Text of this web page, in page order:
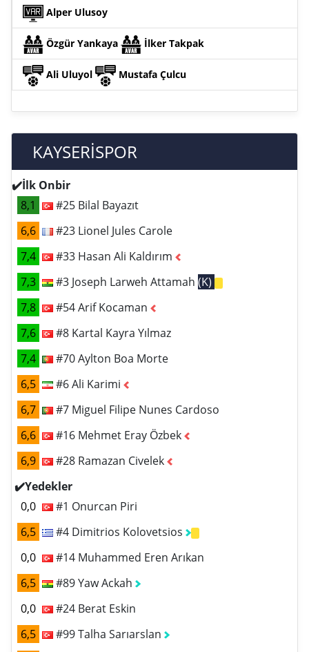
Alper Ulusoy
Özgür Yankaya İlker Takpak
Ali Uluyol Mustafa Çulcu
KAYSERİSPOR
✔️İlk Onbir
8,1
#25 Bilal Bayazıt
6,6
#23 Lionel Jules Carole
7,4
#33 Hasan Ali Kaldırım
7,3
#3 Joseph Larweh Attamah (K)
7,8
#54 Arif Kocaman
7,6
#8 Kartal Kayra Yılmaz
7,4
#70 Aylton Boa Morte
6,5
#6 Ali Karimi
6,7
#7 Miguel Filipe Nunes Cardoso
6,6
#16 Mehmet Eray Özbek
6,9
#28 Ramazan Civelek
✔️Yedekler
0,0
#1 Onurcan Piri
6,5
#4 Dimitrios Kolovetsios
0,0
#14 Muhammed Eren Arıkan
6,5
#89 Yaw Ackah
0,0
#24 Berat Eskin
6,5
#99 Talha Sarıarslan